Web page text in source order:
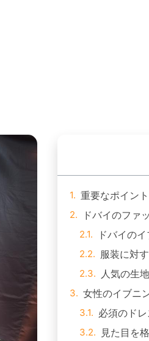
ドバイのファ
ドバイの
服装に対
人気の生
女性のイブニ
必須のドレ
見た目を
適切な靴